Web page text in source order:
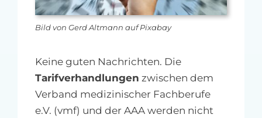
Suche
nach:Bild von Gerd Altmann auf Pixabay
Keine guten Nachrichten. Die
Tarifverhandlungen zwischen dem
Verband medizinischer Fachberufe
e.V. (vmf) und der AAA werden nicht